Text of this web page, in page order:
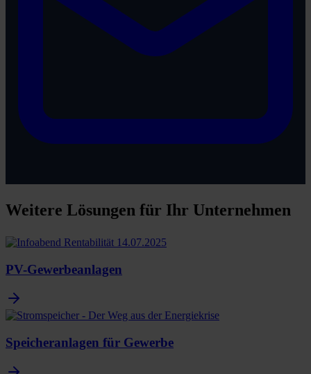
Weitere Lösungen für Ihr Unternehmen
PV-Gewerbeanlagen
Speicheranlagen für Gewerbe